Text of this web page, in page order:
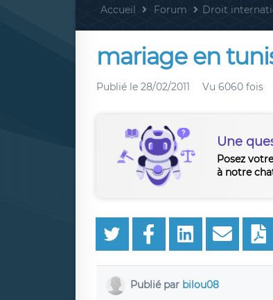
Accueil Forum Droit
mariage en
Publié le 28/02/2011 Vu 6060 fois
Une
Posez
à notre
Publié par bilou08